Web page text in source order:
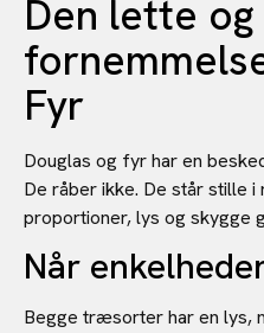
Den lette
Fyr
Douglas og fyr har en
De råber ikke. De står stille
proportioner, lys og skygge
Når
Begge træsorter har en lys,